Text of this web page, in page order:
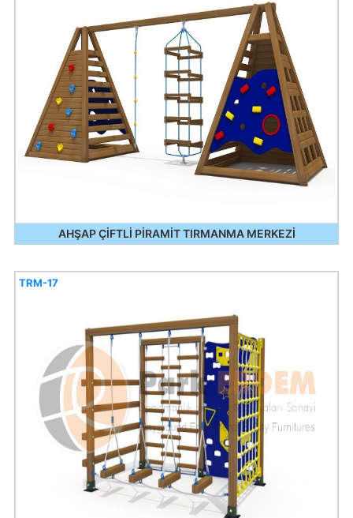
AHŞAP ÇİFTLİ PİRAMİT TIRMANMA MERKEZİ
TRM-17